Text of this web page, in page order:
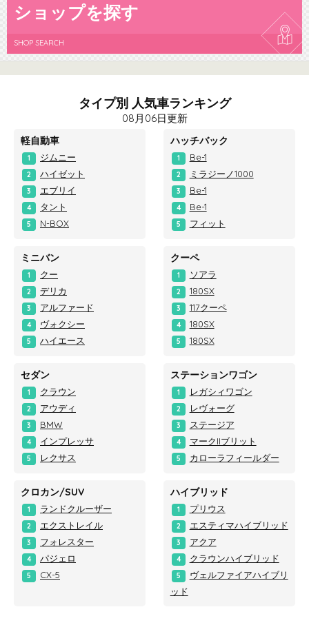
ショップを探す
SHOP SEARCH
タイプ別 人気車ランキング
08月06日更新
軽自動車
1 ジムニー
2 ハイゼット
3 エブリイ
4 タント
5 N-BOX
ハッチバック
1 Be-1
2 ミラジーノ1000
3 Be-1
4 Be-1
5 フィット
ミニバン
1 クー
2 デリカ
3 アルファード
4 ヴォクシー
5 ハイエース
クーペ
1 ソアラ
2 180SX
3 117クーペ
4 180SX
5 180SX
セダン
1 クラウン
2 アウディ
3 BMW
4 インプレッサ
5 レクサス
ステーションワゴン
1 レガシィワゴン
2 レヴォーグ
3 ステージア
4 マークIIブリット
5 カローラフィールダー
クロカン/SUV
1 ランドクルーザー
2 エクストレイル
3 フォレスター
4 パジェロ
5 CX-5
ハイブリッド
1 プリウス
2 エスティマハイブリッド
3 アクア
4 クラウンハイブリッド
5
ヴェルファイアハイブリ
ッド